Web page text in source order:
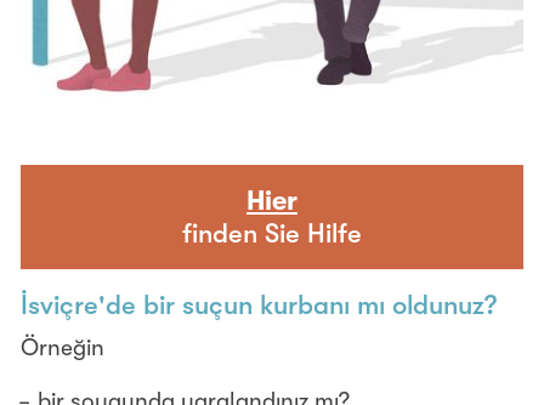
Hier
finden Sie Hilfe
İsviçre'de bir suçun kurbanı mı oldunuz?
Örneğin